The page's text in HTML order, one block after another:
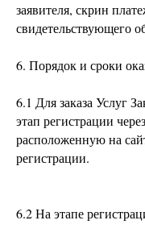
заявителя, скрин
свидетельствующего
6. Порядок и сроки
6.1 Для заказа Услуг
этап регистрации
расположенную на
регистрации.
6.2 На этапе